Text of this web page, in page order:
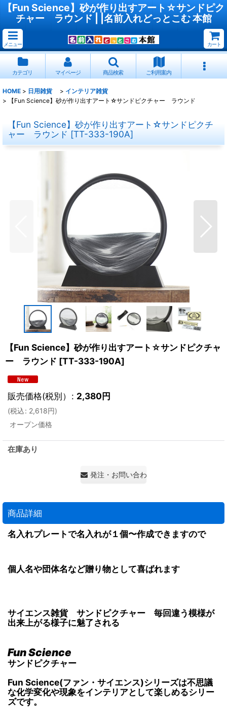
【Fun Science】砂が作り出すアート☆サンドピク
チャー ラウンド | |名前入れどっとこむ 本館
メニュー カート
カテゴリ マイページ 商品検索 ご利用案内
HOME > 日用雑貨 > インテリア雑貨
>
【Fun Science】砂が作り出すアート☆サンドピクチャー ラウンド
【Fun Science】砂が作り出すアート☆サンドピクチ
ャー ラウンド [TT-333-190A]
【Fun Science】砂が作り出すアート☆サンドピクチャ
ー ラウンド [TT-333-190A]
販売価格(税別） : 2,380円
(税込: 2,618円)
オープン価格
在庫あり
発注・お問い合わせ・見積もり依頼
商品詳細
名入れプレートで名入れが１個〜作成できますので
個人名や団体名など贈り物として喜ばれます
サイエンス雑貨 サンドピクチャー 毎回違う模様が
出来上がる様子に魅了される
Fun Science
サンドピクチャー
Fun Science(ファン・サイエンス)シリーズは不思議
な化学変化や現象をインテリアとして楽しめるシリー
ズです。